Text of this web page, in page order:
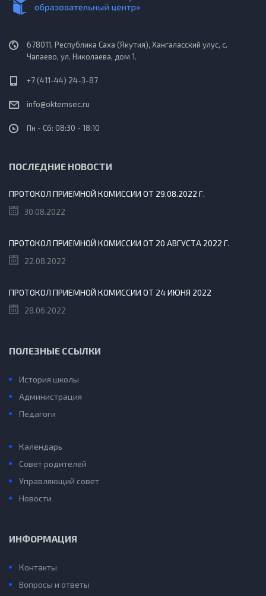
678011, Республика Саха (Якутия), Хангаласский улус, с.
Чапаево, ул. Николаева, дом 1.
+7 (411-44) 24-3-87
info@oktemsec.ru
Пн - Сб: 08:30 - 18:10
ПОСЛЕДНИЕ НОВОСТИ
ПРОТОКОЛ ПРИЕМНОЙ КОМИССИИ ОТ 29.08.2022 Г.
30.08.2022
ПРОТОКОЛ ПРИЕМНОЙ КОМИССИИ ОТ 20 АВГУСТА 2022 Г.
22.08.2022
ПРОТОКОЛ ПРИЕМНОЙ КОМИССИИ ОТ 24 ИЮНЯ 2022
28.06.2022
ПОЛЕЗНЫЕ ССЫЛКИ
История школы
Администрация
Педагоги
Календарь
Совет родителей
Управляющий совет
Новости
ИНФОРМАЦИЯ
Контакты
Вопросы и ответы